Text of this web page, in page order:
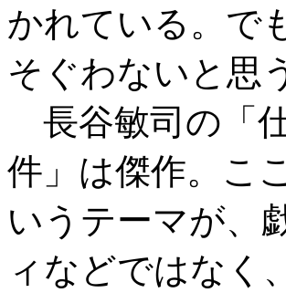
かれている。で
そぐわないと思
長谷敏司の「
件」は傑作。こ
いうテーマが、
ィなどではなく